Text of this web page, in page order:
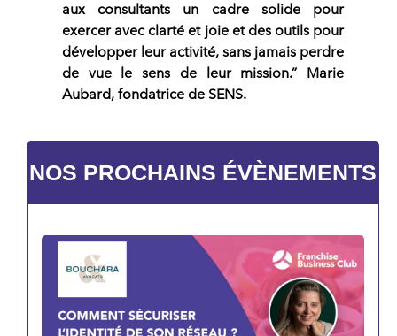
aux consultants un cadre solide pour
exercer avec clarté et joie et des outils pour
développer leur activité, sans jamais perdre
de vue le sens de leur mission.” Marie
Aubard, fondatrice de SENS.
NOS PROCHAINS ÉVÈNEMENTS